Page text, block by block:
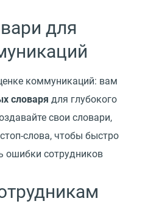
для
коммуникаций: вам
словаря для глубокого
свои словари,
слова, чтобы быстро
ошибки сотрудников